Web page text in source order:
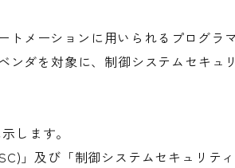
トメーションに用いられるプログラ
ンダを対象に、制御システムセキュ
します。
」及び「制御システムセキュリテ